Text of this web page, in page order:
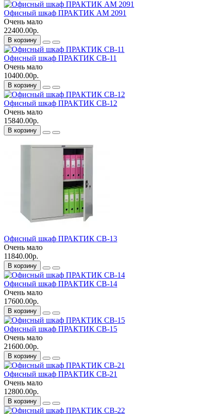
Офисный шкаф ПРАКТИК AM 2091
Очень мало
22400.00р.
В корзину
Офисный шкаф ПРАКТИК CB-11
Очень мало
10400.00р.
В корзину
Офисный шкаф ПРАКТИК CB-12
Очень мало
15840.00р.
В корзину
Офисный шкаф ПРАКТИК CB-13
Очень мало
11840.00р.
В корзину
Офисный шкаф ПРАКТИК CB-14
Очень мало
17600.00р.
В корзину
Офисный шкаф ПРАКТИК CB-15
Очень мало
21600.00р.
В корзину
Офисный шкаф ПРАКТИК CB-21
Очень мало
12800.00р.
В корзину